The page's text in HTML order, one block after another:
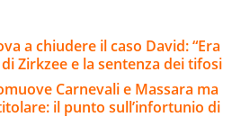
a chiudere il caso David: “Era
di Zirkzee e la sentenza dei tifosi
Carnevali e Massara ma
il punto sull’infortunio di